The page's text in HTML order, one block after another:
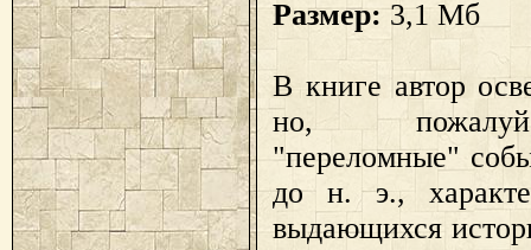
Размер:3,1 Мб
В книге автор
но,
"переломные"
до н. э.,
выдающихся